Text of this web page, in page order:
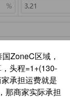
ZoneC区域，
头程=1+(130-
承担运费就是
那商家实际承担